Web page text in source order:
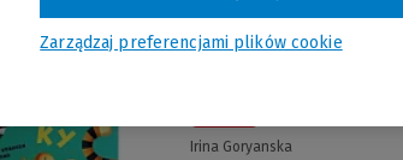
Numo
Irina Goryanska
Zarządzaj preferencjami plików cookie